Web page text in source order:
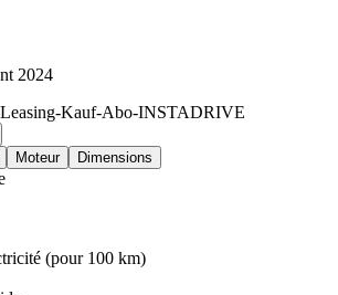
2024
Moteur Dimensions
(pour 100 km)